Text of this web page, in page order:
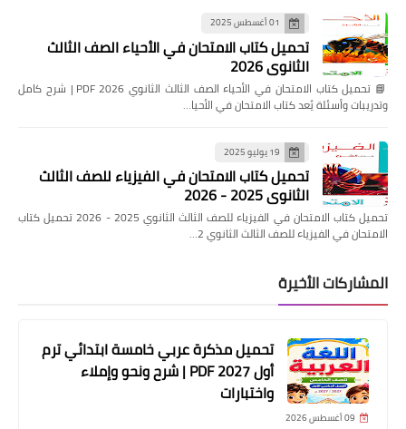
01 أغسطس 2025
تحميل كتاب الامتحان في الأحياء الصف الثالث
الثانوي 2026
📘 تحميل كتاب الامتحان في الأحياء الصف الثالث الثانوي 2026 PDF | شرح كامل
وتدريبات وأسئلة يُعد كتاب الامتحان في الأحيا…
19 يوليو 2025
تحميل كتاب الامتحان في الفيزياء للصف الثالث
الثانوي 2025 - 2026
تحميل كتاب الامتحان في الفيزياء للصف الثالث الثانوي 2025 - 2026 تحميل كتاب
الامتحان في الفيزياء للصف الثالث الثانوي 2…
المشاركات الأخيرة
تحميل مذكرة عربي خامسة ابتدائي ترم
أول 2027 PDF | شرح ونحو وإملاء
واختبارات
09 أغسطس 2026